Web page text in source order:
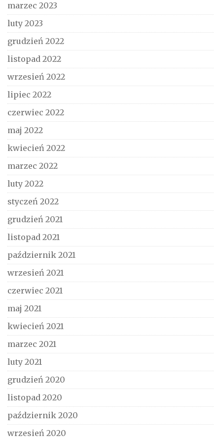
marzec 2023
luty 2023
grudzień 2022
listopad 2022
wrzesień 2022
lipiec 2022
czerwiec 2022
maj 2022
kwiecień 2022
marzec 2022
luty 2022
styczeń 2022
grudzień 2021
listopad 2021
październik 2021
wrzesień 2021
czerwiec 2021
maj 2021
kwiecień 2021
marzec 2021
luty 2021
grudzień 2020
listopad 2020
październik 2020
wrzesień 2020